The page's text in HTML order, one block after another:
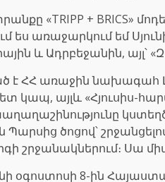
«TRIPP + BRICS»
ես առաջարկում եմ
և Ադրբեջանին, այլ՝
է ՀՀ առաջին
կապ, այլև «Հյուսիս-
ծոցով՝
շրջանակներում։ Սա
օգոստոսի 8-ին